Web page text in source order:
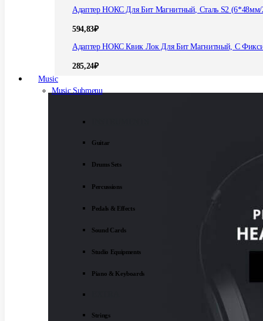
Адаптер НОКС Для Бит Магнитный, Сталь S2
594,83₽
Адаптер НОКС Квик Лок Для Бит Магнитный, С
285,24₽
Music
Music Submenu
Guitar
Drums Sets
Percussions
Pedals & Effects
Sound Cards
Studio Equipments
Piano & Keyboards
Strings